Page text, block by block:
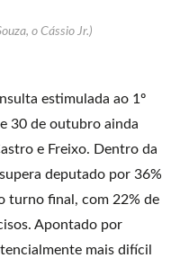
o Cássio Jr.)
estimulada ao 1º
30 de outubro ainda
e Freixo. Dentro da
deputado por 36%
turno final, com 22% de
Apontado por
mais difícil